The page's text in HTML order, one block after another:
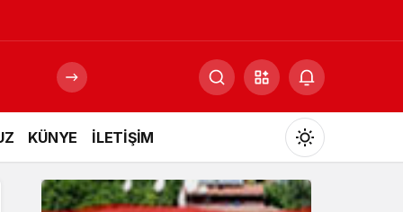
KÜNYE İLETİŞİM
Mod
değiştir